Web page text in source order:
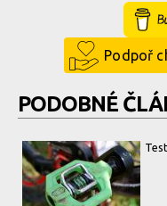
Podpoř
PODOBNÉ